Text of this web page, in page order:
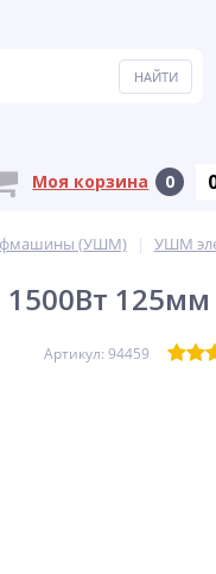
Моя корзина 0
(УШМ)
УШМ
125мм
Артикул: 94459